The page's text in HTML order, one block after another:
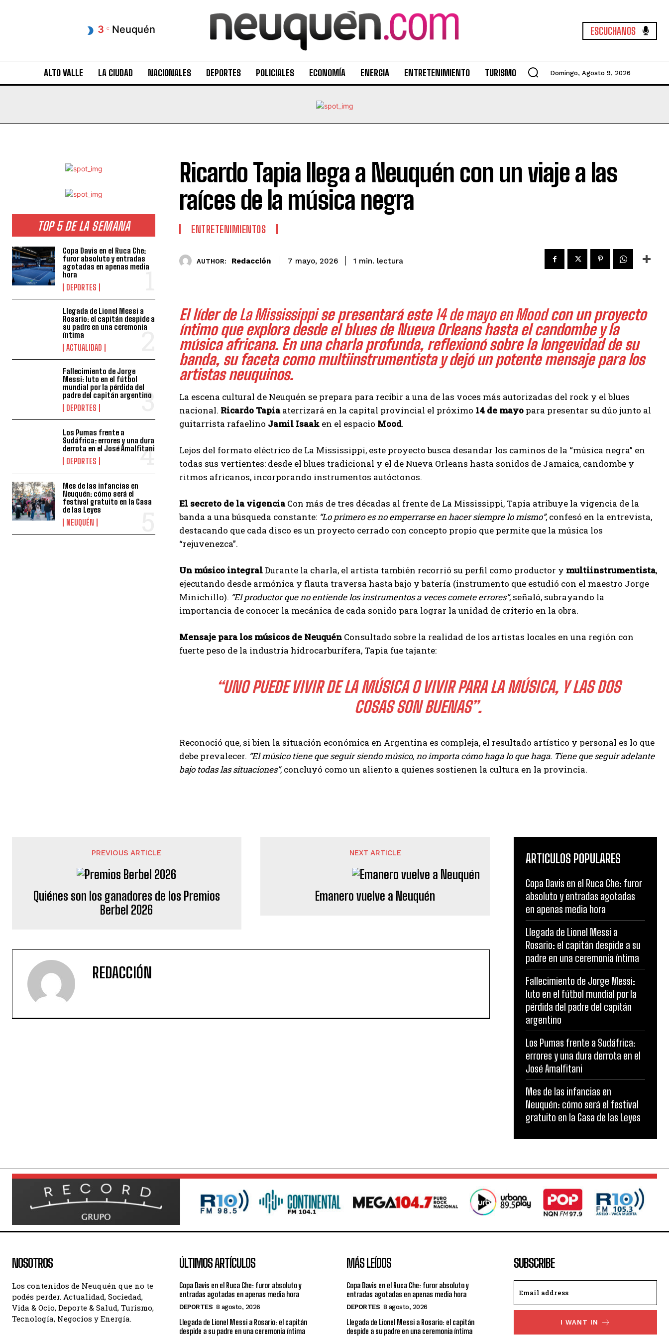
3 C Neuquén ESCUCHANOS
ALTO VALLE LA CIUDAD NACIONALES DEPORTES POLICIALES ECONOMÍA ENERGIA ENTRETENIMIENTO TURISMO Domingo, Agosto 9, 2026
TOP 5 DE LA SEMANA
Copa Davis en el Ruca Che:
furor absoluto y entradas
agotadas en apenas media
hora
DEPORTES
Llegada de Lionel Messi a
Rosario: el capitán despide a
su padre en una ceremonia
íntima
ACTUALIDAD
Fallecimiento de Jorge
Messi: luto en el fútbol
mundial por la pérdida del
padre del capitán argentino
DEPORTES
Los Pumas frente a
Sudáfrica: errores y una dura
derrota en el José Amalfitani
DEPORTES
Mes de las infancias en
Neuquén: cómo será el
festival gratuito en la Casa
de las Leyes
NEUQUÉN
Ricardo Tapia llega a Neuquén con un viaje a las
raíces de la música negra
ENTRETENIMIENTOS
AUTHOR: Redacción 7 mayo, 2026 1 min. lectura
El líder deLa Mississippise presentará este14 de mayo en Moodcon un proyecto
íntimo que explora desde el blues de Nueva Orleans hasta el candombe y la
música africana. En una charla profunda, reflexionó sobre la longevidad de su
banda, su faceta como multiinstrumentista y dejó un potente mensaje para los
artistas neuquinos.
La escena cultural de Neuquén se prepara para recibir a una de las voces más autorizadas del rock y el blues
nacional. Ricardo Tapiaaterrizará en la capital provincial el próximo 14 de mayo para presentar su dúo junto al
guitarrista rafaelino Jamil Isaak en el espacio Mood.
Lejos del formato eléctrico de La Mississippi, este proyecto busca desandar los caminos de la “música negra” en
todas sus vertientes: desde el blues tradicional y el de Nueva Orleans hasta sonidos de Jamaica, candombe y
ritmos africanos, incorporando instrumentos autóctonos.
El secreto de la vigenciaCon más de tres décadas al frente de La Mississippi, Tapia atribuye la vigencia de la
banda a una búsqueda constante: “Lo primero es no emperrarse en hacer siempre lo mismo”, confesó en la entrevista,
destacando que cada disco es un proyecto cerrado con concepto propio que permite que la música los
“rejuvenezca”.
Un músico integralDurante la charla, el artista también recorrió su perfil como productor y multiinstrumentista,
ejecutando desde armónica y flauta traversa hasta bajo y batería (instrumento que estudió con el maestro Jorge
Minichillo). “El productor que no entiende los instrumentos a veces comete errores”, señaló, subrayando la
importancia de conocer la mecánica de cada sonido para lograr la unidad de criterio en la obra.
Mensaje para los músicos de Neuquén Consultado sobre la realidad de los artistas locales en una región con
fuerte peso de la industria hidrocarburífera, Tapia fue tajante:
“UNO PUEDE VIVIR DE LA MÚSICA O VIVIR PARA LA MÚSICA, Y LAS DOS
COSAS SON BUENAS”.
Reconoció que, si bien la situación económica en Argentina es compleja, el resultado artístico y personal es lo que
debe prevalecer. “El músico tiene que seguir siendo músico, no importa cómo haga lo que haga. Tiene que seguir adelante
bajo todas las situaciones”, concluyó como un aliento a quienes sostienen la cultura en la provincia.
PREVIOUS ARTICLE
Quiénes son los ganadores de los Premios
Berbel 2026
NEXT ARTICLE
Emanero vuelve a Neuquén
REDACCIÓN
ARTICULOS POPULARES
Copa Davis en el Ruca Che: furor
absoluto y entradas agotadas
en apenas media hora
Llegada de Lionel Messi a
Rosario: el capitán despide a su
padre en una ceremonia íntima
Fallecimiento de Jorge Messi:
luto en el fútbol mundial por la
pérdida del padre del capitán
argentino
Los Pumas frente a Sudáfrica:
errores y una dura derrota en el
José Amalfitani
Mes de las infancias en
Neuquén: cómo será el festival
gratuito en la Casa de las Leyes
NOSOTROS
Los contenidos de Neuquén que no te
podés perder. Actualidad, Sociedad,
Vida & Ocio, Deporte & Salud, Turismo,
Tecnología, Negocios y Energía.
ÚLTIMOS ARTÍCULOS
Copa Davis en el Ruca Che: furor absoluto y
entradas agotadas en apenas media hora
DEPORTES 8 agosto, 2026
Llegada de Lionel Messi a Rosario: el capitán
despide a su padre en una ceremonia íntima
MÁS LEÍDOS
Copa Davis en el Ruca Che: furor absoluto y
entradas agotadas en apenas media hora
DEPORTES 8 agosto, 2026
Llegada de Lionel Messi a Rosario: el capitán
despide a su padre en una ceremonia íntima
SUBSCRIBE
I WANT IN